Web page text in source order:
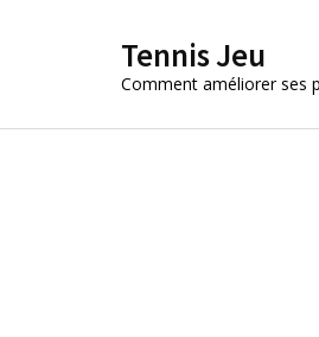
Tennis Jeu
Comment améliorer ses